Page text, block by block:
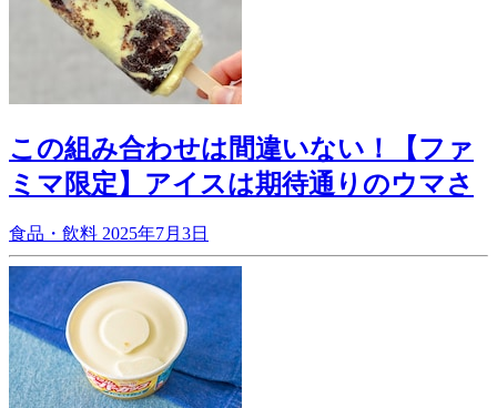
この組み合わせは間違いない！【ファ
ミマ限定】アイスは期待通りのウマさ
食品・飲料 2025年7月3日